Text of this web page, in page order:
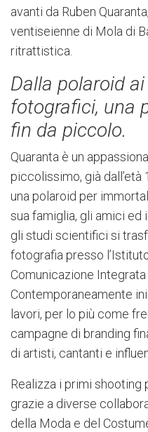
avanti da Ruben
ventiseienne di Mola di
ritrattistica.
Dalla polaroid
fotografici, una
fin da piccolo.
Quaranta è un
piccolissimo, già dall’età
una polaroid per
sua famiglia, gli amici ed
gli studi scientifici si
fotografia presso
Comunicazione
Contemporaneamente
lavori, per lo più come
campagne di branding
di artisti, cantanti e
Realizza i primi
grazie a diverse
della Moda e del